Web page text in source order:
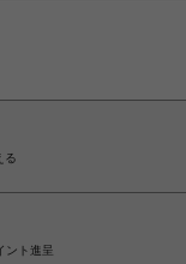
る
ント進呈